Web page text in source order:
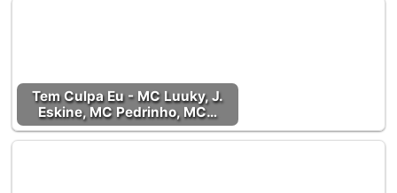
Tem Culpa Eu - MC Luuky, J.
Eskine, MC Pedrinho, MC…